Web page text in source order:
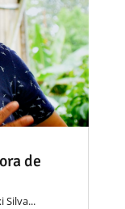
de
Silva...